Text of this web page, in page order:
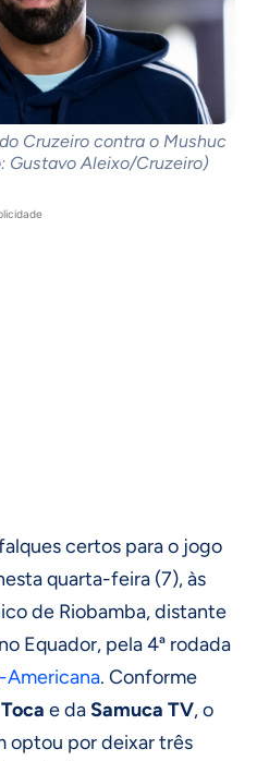
Cruzeiro contra o Mushuc
Gustavo Aleixo/Cruzeiro)
certos para o jogo
quarta-feira (7), às
de Riobamba, distante
Equador, pela 4ª rodada
Americana. Conforme
e daSamuca TV, o
optou por deixar três